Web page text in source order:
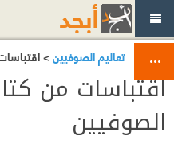
تعاليم الصوفيين>
اقتباسات من
الصوفيين